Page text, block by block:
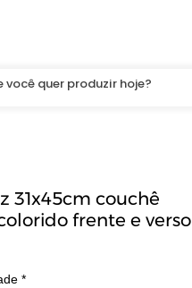
31x45cm couchê
frente e verso
*